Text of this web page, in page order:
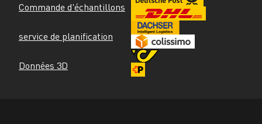
Commande d'échantillons
service de planification
Données 3D